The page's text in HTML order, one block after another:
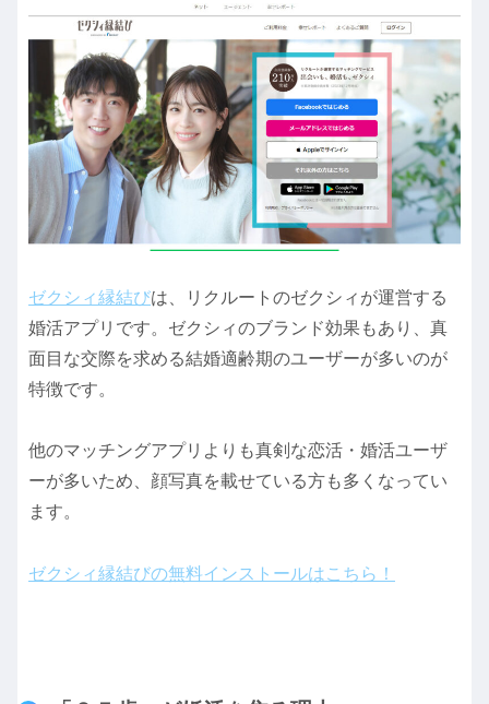
ゼクシィ縁結びは、リクルートのゼクシィが運営する
婚活アプリです。ゼクシィのブランド効果もあり、真
面目な交際を求める結婚適齢期のユーザーが多いのが
特徴です。
他のマッチングアプリよりも真剣な恋活・婚活ユーザ
ーが多いため、顔写真を載せている方も多くなってい
ます。
ゼクシィ縁結びの無料インストールはこちら！